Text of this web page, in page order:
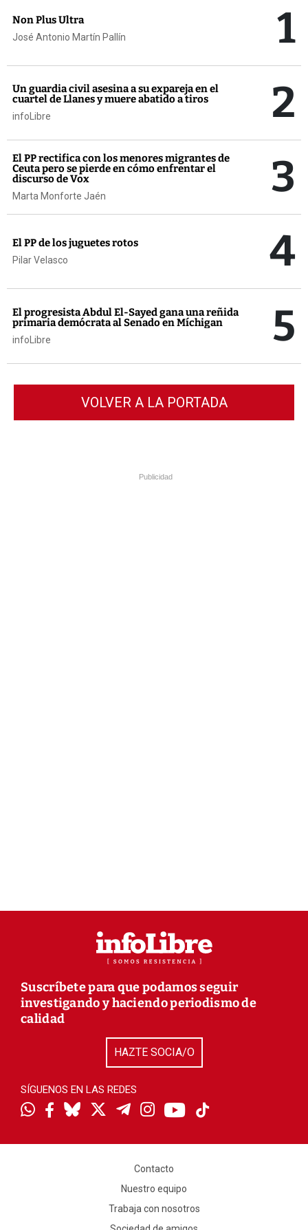
Non Plus Ultra
José Antonio Martín Pallín 1
Un guardia civil asesina a su expareja en el
cuartel de Llanes y muere abatido a tiros
infoLibre 2
El PP rectifica con los menores migrantes de
Ceuta pero se pierde en cómo enfrentar el
discurso de Vox
Marta Monforte Jaén 3
El PP de los juguetes rotos
Pilar Velasco 4
El progresista Abdul El-Sayed gana una reñida
primaria demócrata al Senado en Míchigan
infoLibre 5
VOLVER A LA PORTADA
Publicidad
Suscríbete para que podamos seguir
investigando y haciendo periodismo de
calidad
HAZTE SOCIA/O
SÍGUENOS EN LAS REDES
Contacto
Nuestro equipo
Trabaja con nosotros